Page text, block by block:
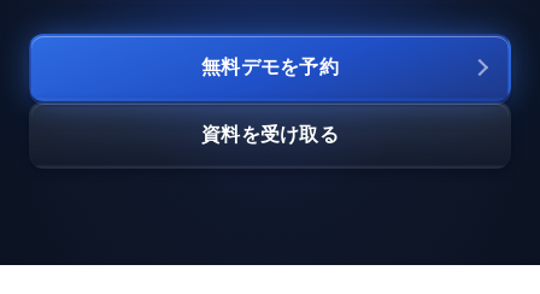
無料デモを予約
資料を受け取る